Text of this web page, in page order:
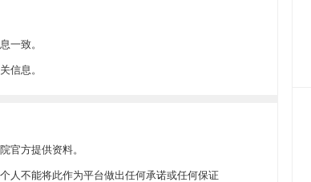
一致。
信息。
官方提供资料。
人不能将此作为平台做出任何承诺或任何保证